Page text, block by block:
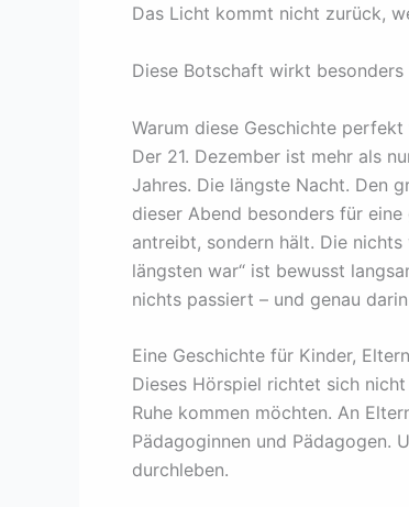
Das Licht kommt nicht zurück,
Diese Botschaft wirkt
Warum diese Geschichte
Der 21. Dezember ist mehr als
Jahres. Die längste Nacht. Den
dieser Abend besonders für
antreibt, sondern hält. Die
längsten war“ ist bewusst
nichts passiert – und genau
Eine Geschichte für Kinder,
Dieses Hörspiel richtet sich
Ruhe kommen möchten. An
Pädagoginnen und Pädagogen.
durchleben.